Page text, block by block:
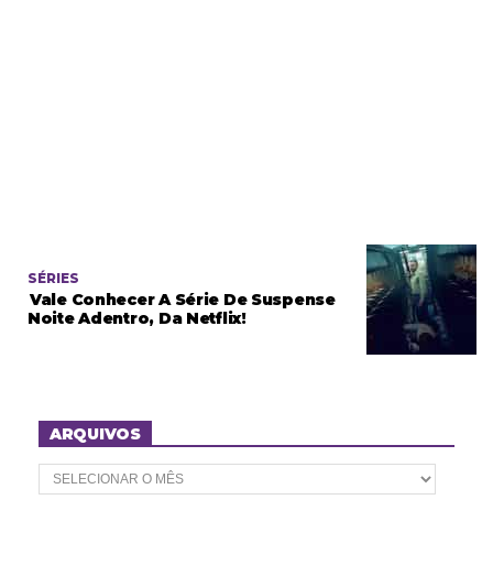
SÉRIES
Vale Conhecer A Série De Suspense
Noite Adentro, Da Netflix!
ARQUIVOS
A
r